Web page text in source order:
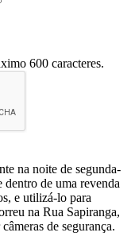
600 caracteres.
na noite de segunda-
de uma revenda
e utilizá-lo para
na Rua Sapiranga,
de segurança.